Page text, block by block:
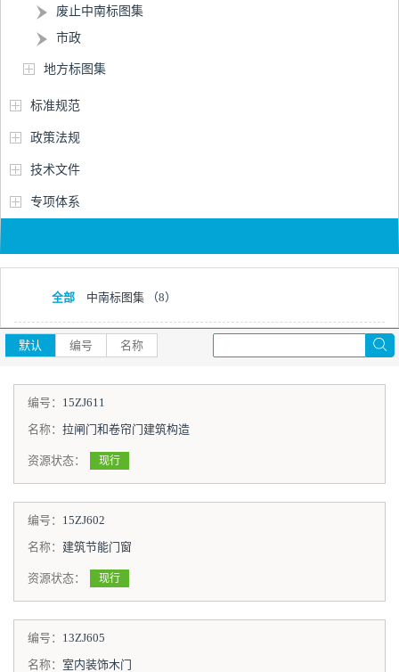
废止中南标图集
市政
地方标图集
标准规范
政策法规
技术文件
专项体系
全部 中南标图集 （8）
默认 编号 名称
编号： 15ZJ611
名称： 拉闸门和卷帘门建筑构造
资源状态： 现行
编号： 15ZJ602
名称： 建筑节能门窗
资源状态： 现行
编号： 13ZJ605
名称： 室内装饰木门